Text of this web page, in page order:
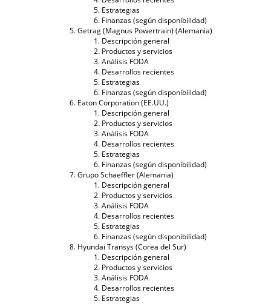
Estrategias
Finanzas (según disponibilidad)
Getrag (Magnus Powertrain) (Alemania)
Descripción general
Productos y servicios
Análisis FODA
Desarrollos recientes
Estrategias
Finanzas (según disponibilidad)
Eaton Corporation (EE.UU.)
Descripción general
Productos y servicios
Análisis FODA
Desarrollos recientes
Estrategias
Finanzas (según disponibilidad)
Grupo Schaeffler (Alemania)
Descripción general
Productos y servicios
Análisis FODA
Desarrollos recientes
Estrategias
Finanzas (según disponibilidad)
Hyundai Transys (Corea del Sur)
Descripción general
Productos y servicios
Análisis FODA
Desarrollos recientes
Estrategias